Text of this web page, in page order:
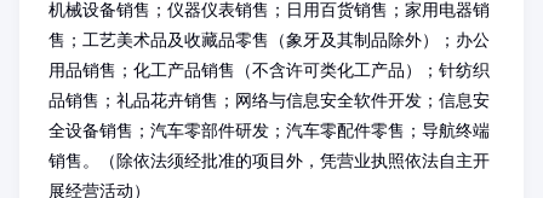
机械设备销售；仪器仪表销售；日用百货销售；家用电器销
售；工艺美术品及收藏品零售（象牙及其制品除外）；办公
用品销售；化工产品销售（不含许可类化工产品）；针纺织
品销售；礼品花卉销售；网络与信息安全软件开发；信息安
全设备销售；汽车零部件研发；汽车零配件零售；导航终端
销售。（除依法须经批准的项目外，凭营业执照依法自主开
展经营活动）